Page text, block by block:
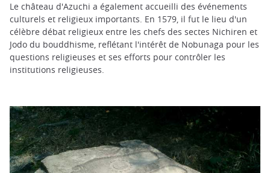
Le château d'Azuchi a également accueilli des événements
culturels et religieux importants. En 1579, il fut le lieu d'un
célèbre débat religieux entre les chefs des sectes Nichiren et
Jodo du bouddhisme, reflétant l'intérêt de Nobunaga pour les
questions religieuses et ses efforts pour contrôler les
institutions religieuses.